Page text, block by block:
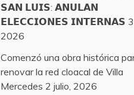
𝗦𝗔𝗡 𝗟𝗨𝗜𝗦: 𝗔𝗡𝗨𝗟𝗔𝗡
𝗘𝗟𝗘𝗖𝗖𝗜𝗢𝗡𝗘𝗦 𝗜𝗡𝗧𝗘𝗥𝗡𝗔𝗦
2026
Comenzó una obra histórica
renovar la red cloacal de Villa
Mercedes 2 julio, 2026